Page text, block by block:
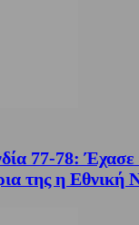
77-78: Έχασε
της η Εθνική